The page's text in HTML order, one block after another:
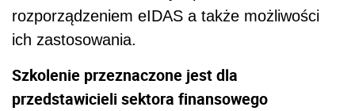
rozporządzeniem eIDAS a także możliwości
ich zastosowania.
Szkolenie przeznaczone jest dla
przedstawicieli sektora finansowego